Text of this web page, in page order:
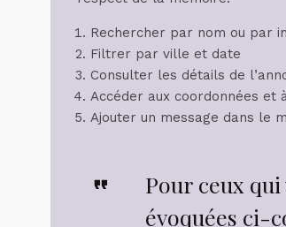
Rechercher par nom ou par
Filtrer par ville et date
Consulter les détails de
Accéder aux coordonnées et
Ajouter un message dans le
Pour ceux
évoquées ci-